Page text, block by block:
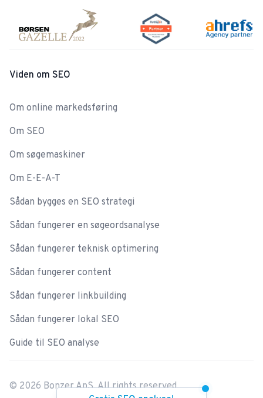
Viden om SEO
Om online markedsføring
Om SEO
Om søgemaskiner
Om E-E-A-T
Sådan bygges en SEO strategi
Sådan fungerer en søgeordsanalyse
Sådan fungerer teknisk optimering
Sådan fungerer content
Sådan fungerer linkbuilding
Sådan fungerer lokal SEO
Guide til SEO analyse
© 2026 Bonzer ApS. All rights reserved.